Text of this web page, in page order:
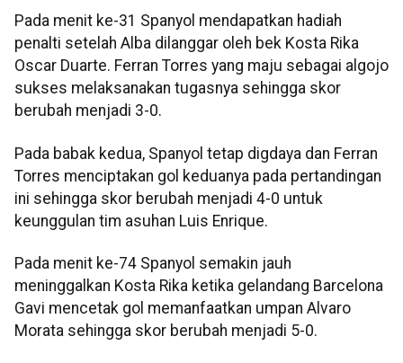
Pada menit ke-31 Spanyol mendapatkan hadiah
penalti setelah Alba dilanggar oleh bek Kosta Rika
Oscar Duarte. Ferran Torres yang maju sebagai algojo
sukses melaksanakan tugasnya sehingga skor
berubah menjadi 3-0.
Pada babak kedua, Spanyol tetap digdaya dan Ferran
Torres menciptakan gol keduanya pada pertandingan
ini sehingga skor berubah menjadi 4-0 untuk
keunggulan tim asuhan Luis Enrique.
Pada menit ke-74 Spanyol semakin jauh
meninggalkan Kosta Rika ketika gelandang Barcelona
Gavi mencetak gol memanfaatkan umpan Alvaro
Morata sehingga skor berubah menjadi 5-0.